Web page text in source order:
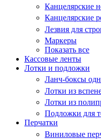
Канцелярские
Канцелярские
Лезвия для
Маркеры
Показать все
Кассовые ленты
Лотки и подложки
Ланч-боксы
Лотки из
Лотки из
Подложки для
Перчатки
Виниловые